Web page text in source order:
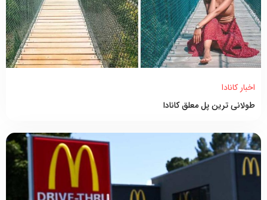
اخبار کانادا
طولانی ترین پل معلق کانادا